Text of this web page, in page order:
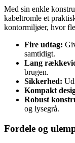
Med sin enkle
kabeltromle et
kontormiljøer, hvor
Fire udtag:
samtidigt.
Lang
brugen.
Sikkerhed:
Kompakt
Robust
og lysegrå.
Fordele og